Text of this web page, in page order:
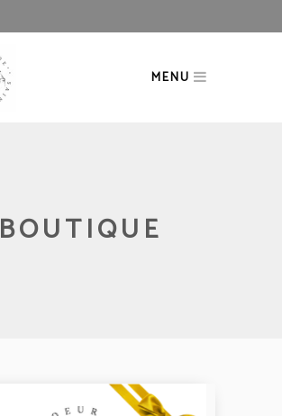
MENU
BOUTIQUE